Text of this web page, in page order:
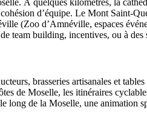
d’équipe. Le Mont Saint-
(Zoo d’Amnéville, espaces
team building, incentives, ou à des
brasseries artisanales et
de Moselle, les itinéraires
long de la Moselle, une